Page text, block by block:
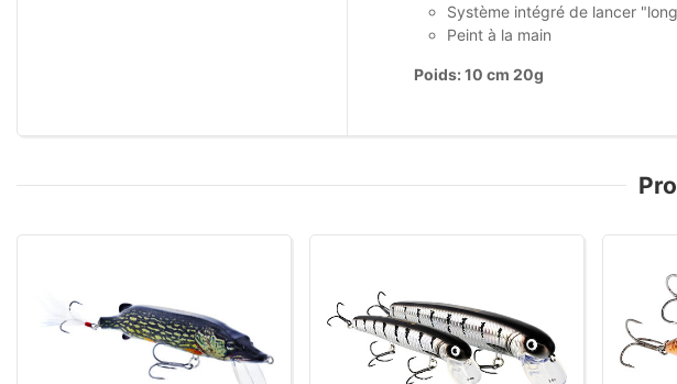
Système intégré de lancer
Peint à la main
Poids: 10 cm 20g